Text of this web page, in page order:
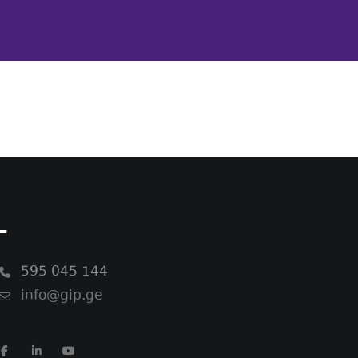
595 045 144
info@gip.ge